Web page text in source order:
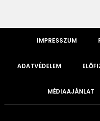
IMPRESSZUM
ADATVÉDELEM
MÉDIAAJÁNLAT